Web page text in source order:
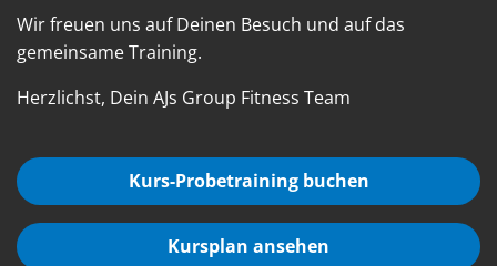
Wir freuen uns auf Deinen Besuch und auf das
gemeinsame Training.
Herzlichst, Dein AJs Group Fitness Team
Kurs-Probetraining buchen
Kursplan ansehen